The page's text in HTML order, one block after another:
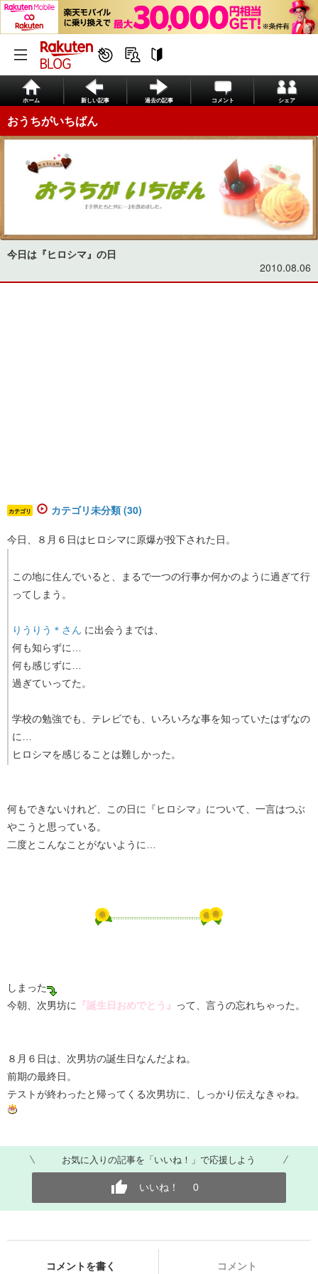
ホーム 新しい記事 過去の記事 コメント シェア
おうちがいちばん
今日は『ヒロシマ』の日
2010.08.06
カテゴリ カテゴリ未分類 (30)
今日、８月６日はヒロシマに原爆が投下された日。
この地に住んでいると、まるで一つの行事か何かのように過ぎて行
ってしまう。
りうりう＊さん に出会うまでは、
何も知らずに…
何も感じずに…
過ぎていってた。
学校の勉強でも、テレビでも、いろいろな事を知っていたはずなの
に…
ヒロシマを感じることは難しかった。
何もできないけれど、この日に『ヒロシマ』について、一言はつぶ
やこうと思っている。
二度とこんなことがないように…
しまった
今朝、次男坊に
『誕生日おめでとう』 って、言うの忘れちゃった。
８月６日は、次男坊の誕生日なんだよね。
前期の最終日。
テストが終わったと帰ってくる次男坊に、しっかり伝えなきゃね。
お気に入りの記事を「いいね！」で応援しよう
いいね！ 0
コメントを書く コメント